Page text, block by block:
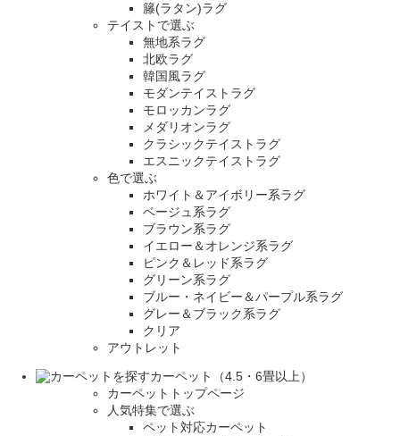
籐(ラタン)ラグ
テイストで選ぶ
無地系ラグ
北欧ラグ
韓国風ラグ
モダンテイストラグ
モロッカンラグ
メダリオンラグ
クラシックテイストラグ
エスニックテイストラグ
色で選ぶ
ホワイト＆アイボリー系ラグ
ベージュ系ラグ
ブラウン系ラグ
イエロー＆オレンジ系ラグ
ピンク＆レッド系ラグ
グリーン系ラグ
ブルー・ネイビー＆パープル系ラグ
グレー＆ブラック系ラグ
クリア
アウトレット
カーペット（4.5・6畳以上）
カーペットトップページ
人気特集で選ぶ
ペット対応カーペット